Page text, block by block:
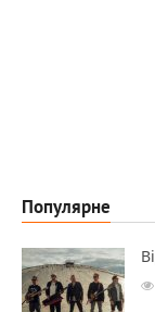
Популярне